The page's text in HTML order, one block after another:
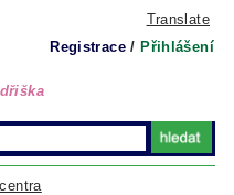
Translate
Registrace / Přihlášení